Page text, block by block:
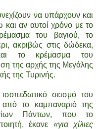
να υπάρχουν και
και αν αυτοί χρόνο με το
του βαγιού, το
ακριβώς στις δώδεκα,
το κρέμασμα του
της αρχής της Μεγάλης
της Τυρινής.
σεισμό του
το καμπαναριό της
Πάντων, που το
έκανε «για χίλιες